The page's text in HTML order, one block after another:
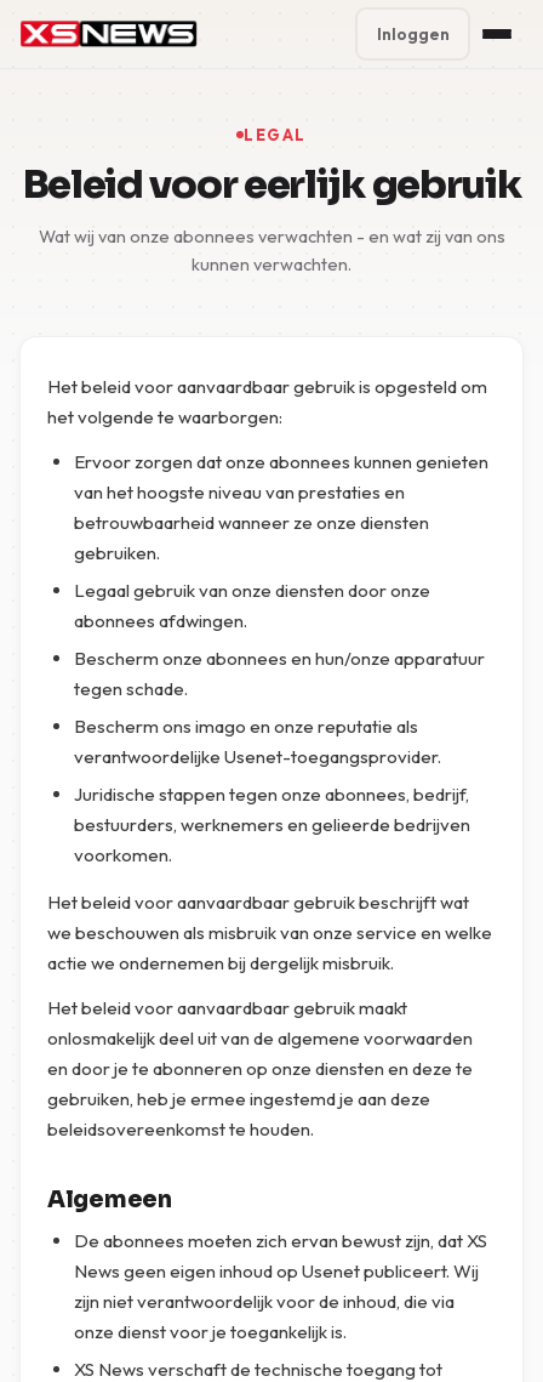
Block Accounts
Support
Inloggen
LEGAL
Beleid voor eerlijk gebruik
Wat wij van onze abonnees verwachten - en wat zij van ons
kunnen verwachten.
Het beleid voor aanvaardbaar gebruik is opgesteld om
het volgende te waarborgen:
Ervoor zorgen dat onze abonnees kunnen genieten
van het hoogste niveau van prestaties en
betrouwbaarheid wanneer ze onze diensten
gebruiken.
Legaal gebruik van onze diensten door onze
abonnees afdwingen.
Bescherm onze abonnees en hun/onze apparatuur
tegen schade.
Bescherm ons imago en onze reputatie als
verantwoordelijke Usenet-toegangsprovider.
Juridische stappen tegen onze abonnees, bedrijf,
bestuurders, werknemers en gelieerde bedrijven
voorkomen.
Het beleid voor aanvaardbaar gebruik beschrijft wat
we beschouwen als misbruik van onze service en welke
actie we ondernemen bij dergelijk misbruik.
Het beleid voor aanvaardbaar gebruik maakt
onlosmakelijk deel uit van de algemene voorwaarden
en door je te abonneren op onze diensten en deze te
gebruiken, heb je ermee ingestemd je aan deze
beleidsovereenkomst te houden.
Algemeen
De abonnees moeten zich ervan bewust zijn, dat XS
News geen eigen inhoud op Usenet publiceert. Wij
zijn niet verantwoordelijk voor de inhoud, die via
onze dienst voor je toegankelijk is.
XS News verschaft de technische toegang tot